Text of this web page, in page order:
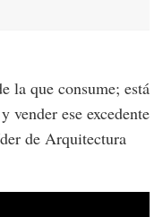
la que consume; está
vender ese excedente
de Arquitectura